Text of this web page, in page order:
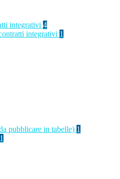
integrativi 4
integrativi 1
pubblicare in tabelle) 1
1